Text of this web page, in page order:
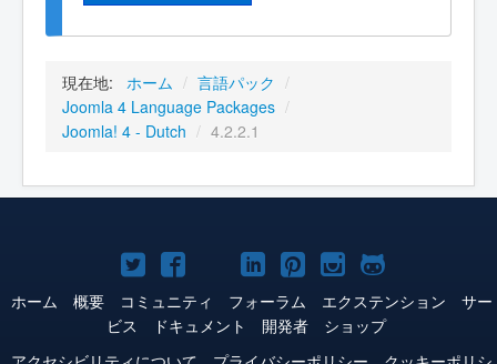
現在地: ホーム / 言語パック /
Joomla 4 Language Packages /
Joomla! 4 - Dutch / 4.2.2.1
Joomla!
Twitter
Joomla!
Facebook
Joomla!
YouTube
Joomla!
LinkedIn
Joomla!
Pinterest
Joomla!
Instagram
Joomla!
GitHub
ホーム 概要 コミュニティ フォーラム エクステンション
サー
ビス
ドキュメント 開発者
ショップ